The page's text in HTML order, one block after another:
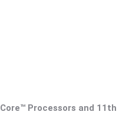
Core™ Processors and 11th